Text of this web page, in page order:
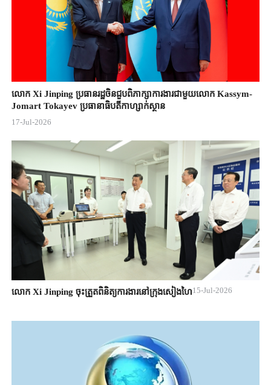
លោក Xi Jinping ប្រធានរដ្ឋចិន​ជួបពិភាក្សា​ការងារជាមួយ​លោក Kassym-
Jomart ​Tokayev ​ប្រធានាធិបតី​កាហ្សាក់ស្ថាន​
17-Jul-2026
លោក Xi Jinping ចុះត្រួតពិនិត្យការងារនៅក្រុងសៀងហៃ15-Jul-2026